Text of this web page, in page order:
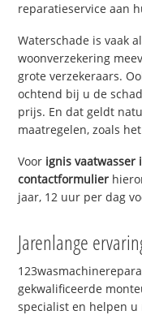
reparatieservice aan
Waterschade is vaak
woonverzekering
grote verzekeraars.
ochtend bij u de
prijs. En dat geldt
maatregelen, zoals
Voor ignis vaatwasser
contactformulier
jaar, 12 uur per dag
Jarenlange
gekwalificeerde
specialist en helpen u